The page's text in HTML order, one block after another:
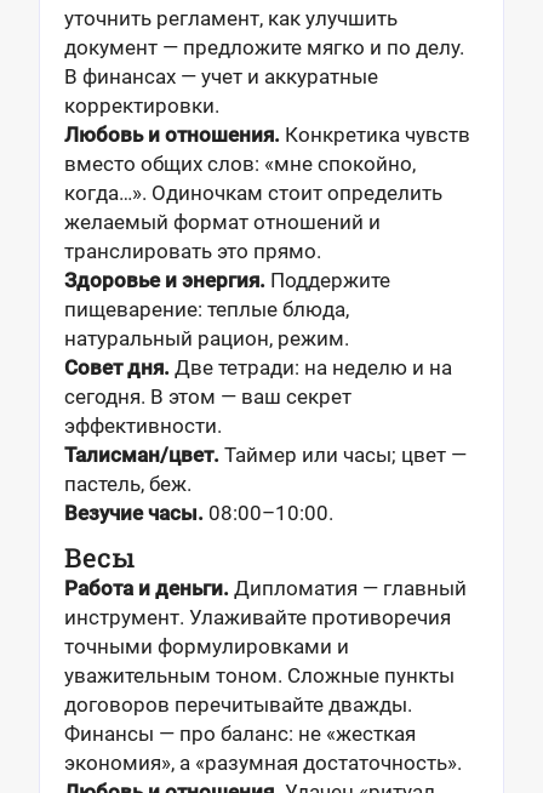
уточнить регламент, как улучшить
документ — предложите мягко и по делу.
В финансах — учет и аккуратные
корректировки.
Любовь и отношения. Конкретика чувств
вместо общих слов: «мне спокойно,
когда…». Одиночкам стоит определить
желаемый формат отношений и
транслировать это прямо.
Здоровье и энергия. Поддержите
пищеварение: теплые блюда,
натуральный рацион, режим.
Совет дня. Две тетради: на неделю и на
сегодня. В этом — ваш секрет
эффективности.
Талисман/цвет. Таймер или часы; цвет —
пастель, беж.
Везучие часы. 08:00–10:00.
Весы
Работа и деньги. Дипломатия — главный
инструмент. Улаживайте противоречия
точными формулировками и
уважительным тоном. Сложные пункты
договоров перечитывайте дважды.
Финансы — про баланс: не «жесткая
экономия», а «разумная достаточность».